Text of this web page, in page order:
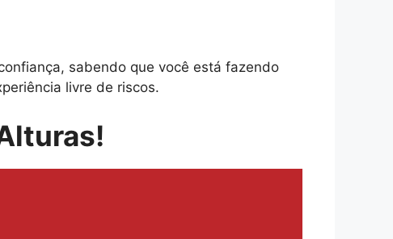
sabendo que você está fazendo
livre de riscos.